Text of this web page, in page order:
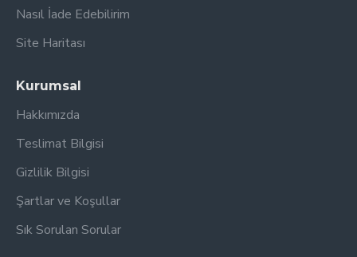
Nasıl İade Edebilirim
Site Haritası
Kurumsal
Hakkımızda
Teslimat Bilgisi
Gizlilik Bilgisi
Şartlar ve Koşullar
Sık Sorulan Sorular